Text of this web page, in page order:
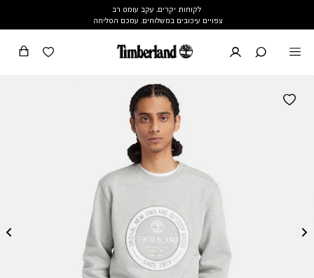
לקוחות יקרים, עקב עומס רב
צפויים עיכובים במשלוחים. עמכם הסליחה